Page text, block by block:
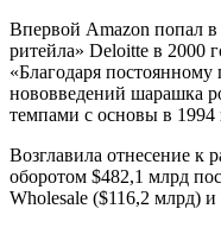
Впервой Amazon попал
ритейла» Deloitte в 2000
«Благодаря
нововведений шарашка
темпами с основы в 1994
Возглавила отнесение к
оборотом $482,1 млрд
Wholesale ($116,2 млрд)